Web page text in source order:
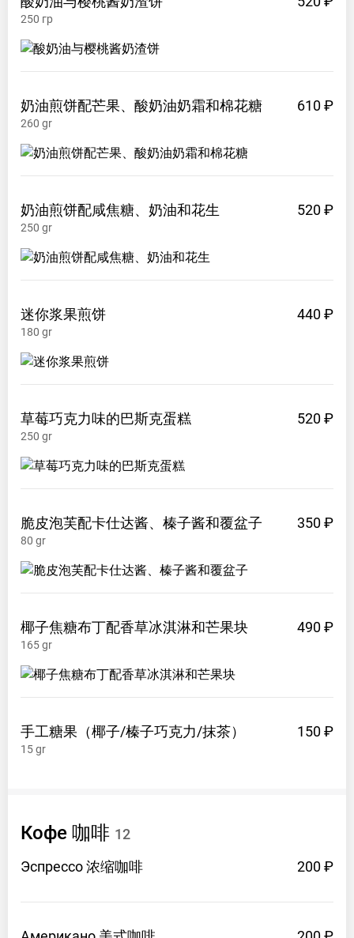
250 гр
奶油煎饼配芒果、酸奶油奶霜和棉花糖 610 ₽
260 gr
奶油煎饼配咸焦糖、奶油和花生 520 ₽
250 gr
迷你浆果煎饼 440 ₽
180 gr
草莓巧克力味的巴斯克蛋糕 520 ₽
250 gr
脆皮泡芙配卡仕达酱、榛子酱和覆盆子 350 ₽
80 gr
椰子焦糖布丁配香草冰淇淋和芒果块 490 ₽
165gr
手工糖果（椰子/榛子巧克力/抹茶） 150 ₽
15gr
Кофе 咖啡 12
Эспрессо 浓缩咖啡
200 ₽